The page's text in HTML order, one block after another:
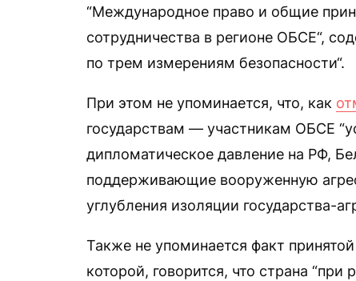
“Международное право и общие
сотрудничества в регионе ОБСЕ“,
по трем измерениям безопасности“.
При этом не упоминается, что, как
государствам — участникам ОБСЕ
дипломатическое давление на РФ,
поддерживающие вооруженную
углубления изоляции государства-
Также не упоминается факт
которой, говорится, что страна